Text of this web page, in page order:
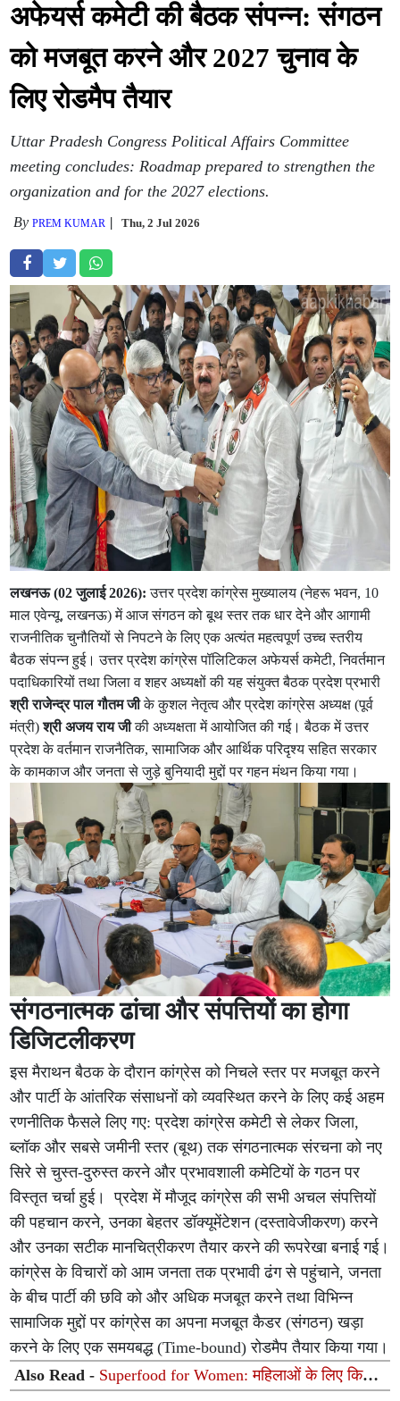
अफेयर्स कमेटी की बैठक संपन्न: संगठन
को मजबूत करने और 2027 चुनाव के
लिए रोडमैप तैयार
Uttar Pradesh Congress Political Affairs Committee
meeting concludes: Roadmap prepared to strengthen the
organization and for the 2027 elections.
ByPREM KUMAR Thu, 2 Jul 2026
लखनऊ (02 जुलाई 2026): उत्तर प्रदेश कांग्रेस मुख्यालय (नेहरू भवन, 10
माल एवेन्यू, लखनऊ) में आज संगठन को बूथ स्तर तक धार देने और आगामी
राजनीतिक चुनौतियों से निपटने के लिए एक अत्यंत महत्वपूर्ण उच्च स्तरीय
बैठक संपन्न हुई। उत्तर प्रदेश कांग्रेस पॉलिटिकल अफेयर्स कमेटी, निवर्तमान
पदाधिकारियों तथा जिला व शहर अध्यक्षों की यह संयुक्त बैठक प्रदेश प्रभारी
श्री राजेन्द्र पाल गौतम जीके कुशल नेतृत्व और प्रदेश कांग्रेस अध्यक्ष (पूर्व
मंत्री)श्री अजय राय जीकी अध्यक्षता में आयोजित की गई। बैठक में उत्तर
प्रदेश के वर्तमान राजनैतिक, सामाजिक और आर्थिक परिदृश्य सहित सरकार
के कामकाज और जनता से जुड़े बुनियादी मुद्दों पर गहन मंथन किया गया।
संगठनात्मक ढांचा और संपत्तियों का होगा
डिजिटलीकरण
इस मैराथन बैठक के दौरान कांग्रेस को निचले स्तर पर मजबूत करने
और पार्टी के आंतरिक संसाधनों को व्यवस्थित करने के लिए कई अहम
रणनीतिक फैसले लिए गए: प्रदेश कांग्रेस कमेटी से लेकर जिला,
ब्लॉक और सबसे जमीनी स्तर (बूथ) तक संगठनात्मक संरचना को नए
सिरे से चुस्त-दुरुस्त करने और प्रभावशाली कमेटियों के गठन पर
विस्तृत चर्चा हुई। प्रदेश में मौजूद कांग्रेस की सभी अचल संपत्तियों
की पहचान करने, उनका बेहतर डॉक्यूमेंटेशन (दस्तावेजीकरण) करने
और उनका सटीक मानचित्रीकरण तैयार करने की रूपरेखा बनाई गई।
कांग्रेस के विचारों को आम जनता तक प्रभावी ढंग से पहुंचाने, जनता
के बीच पार्टी की छवि को और अधिक मजबूत करने तथा विभिन्न
सामाजिक मुद्दों पर कांग्रेस का अपना मजबूत कैडर (संगठन) खड़ा
करने के लिए एक समयबद्ध (Time-bound) रोडमैप तैयार किया गया।
Also Read - Superfood for Women: महिलाओं के लिए किसी
अमृत से कम नहीं हैं हलीम के बीज, आयरन की कमी और हेयर फॉल